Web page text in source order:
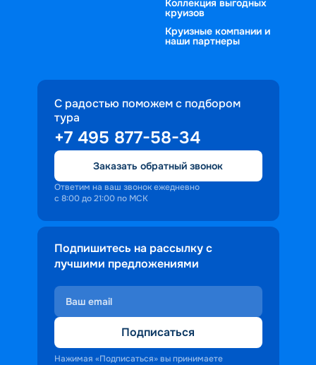
круизов
Круизные компании и
наши партнеры
С радостью поможем с подбором
тура
+7 495 877-58-34
Заказать обратный звонок
Ответим на ваш звонок ежедневно
с 8:00 до 21:00 по МСК
Подпишитесь на рассылку с
лучшими предложениями
Подписаться
Нажимая «Подписаться» вы принимаете